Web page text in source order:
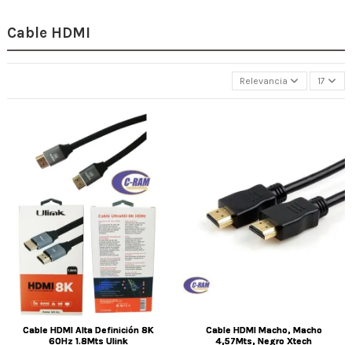
Cable HDMI
Relevancia 17
Cable HDMI Alta Definición 8K
60Hz 1.8Mts Ulink
Cable HDMI Macho, Macho
4,57Mts, Negro Xtech